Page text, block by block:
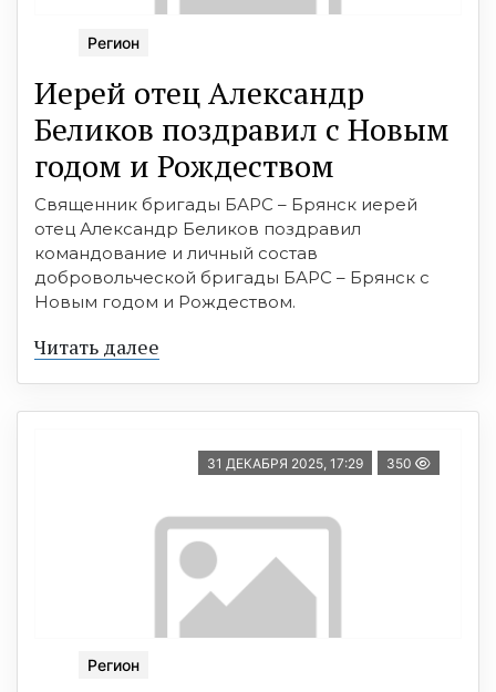
Регион
Иерей отец Александр
Беликов поздравил с Новым
годом и Рождеством
Священник бригады БАРС – Брянск иерей
отец Александр Беликов поздравил
командование и личный состав
добровольческой бригады БАРС – Брянск с
Новым годом и Рождеством.
Читать далее
31 ДЕКАБРЯ 2025, 17:29 350
Регион